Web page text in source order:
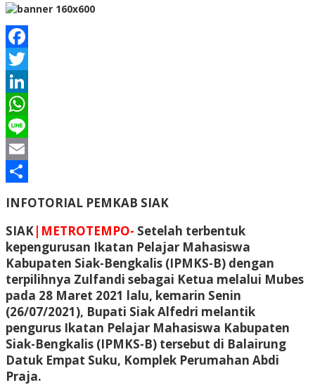
Facebook
Twitter
LinkedIn
WhatsApp
Line
Email
INFOTORIAL PEMKAB SIAK
SIAK|METROTEMPO- Setelah terbentuk
kepengurusan Ikatan Pelajar Mahasiswa
Kabupaten Siak-Bengkalis (IPMKS-B) dengan
terpilihnya Zulfandi sebagai Ketua melalui Mubes
pada 28 Maret 2021 lalu, kemarin Senin
(26/07/2021), Bupati Siak Alfedri melantik
pengurus Ikatan Pelajar Mahasiswa Kabupaten
Siak-Bengkalis (IPMKS-B) tersebut di Balairung
Datuk Empat Suku, Komplek Perumahan Abdi
Praja.